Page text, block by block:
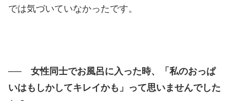
では気づいていなかったです。
── 女性同士でお風呂に入った時、「私のおっぱ
いはもしかしてキレイかも」って思いませんでした